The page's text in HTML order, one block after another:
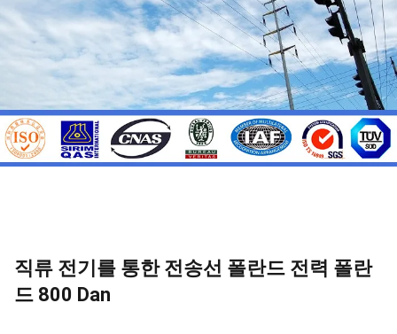
직류 전기를 통한 전송선 폴란드 전력 폴란
드 800 Dan